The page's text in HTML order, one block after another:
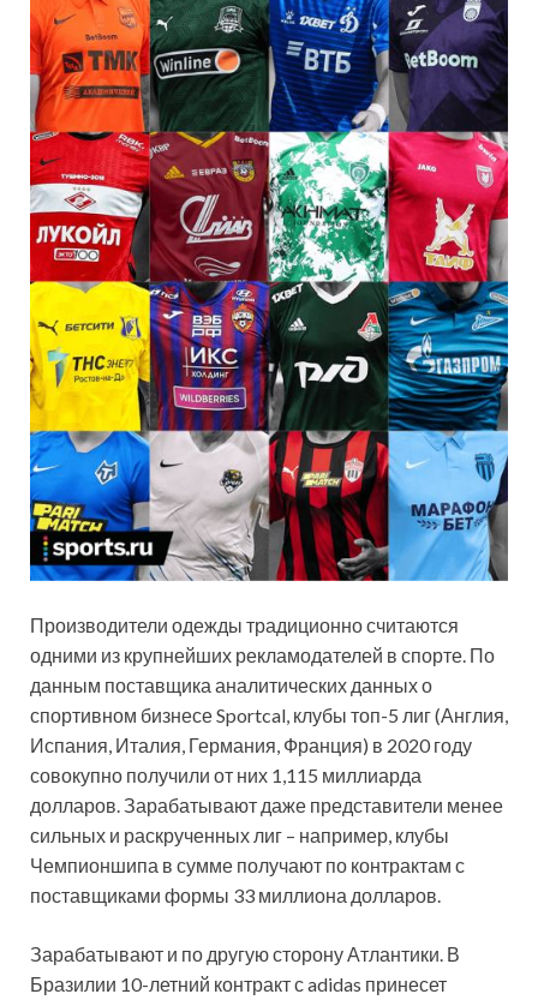
Производители одежды традиционно считаются
одними из крупнейших рекламодателей в спорте. По
данным поставщика аналитических данных о
спортивном бизнесе Sportcal, клубы топ-5 лиг (Англия,
Испания, Италия, Германия, Франция) в 2020 году
совокупно получили от них 1,115 миллиарда
долларов. Зарабатывают даже представители менее
сильных и раскрученных лиг – например, клубы
Чемпионшипа в сумме получают по контрактам с
поставщиками формы 33 миллиона долларов.
Зарабатывают и по другую сторону Атлантики. В
Бразилии 10-летний контракт с adidas принесет